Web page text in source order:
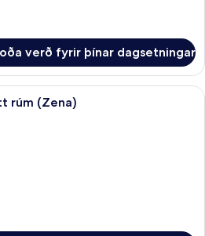
verð fyrir þínar dagsetningar
Ítölsk Frette-rúmföt, rúmföt af
rúm (Zena)